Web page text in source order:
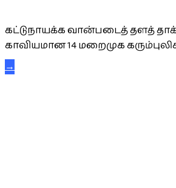
கட்டுநாயக்க வான்படைத் தளத்
காவியமான 14 மறைமுக
→